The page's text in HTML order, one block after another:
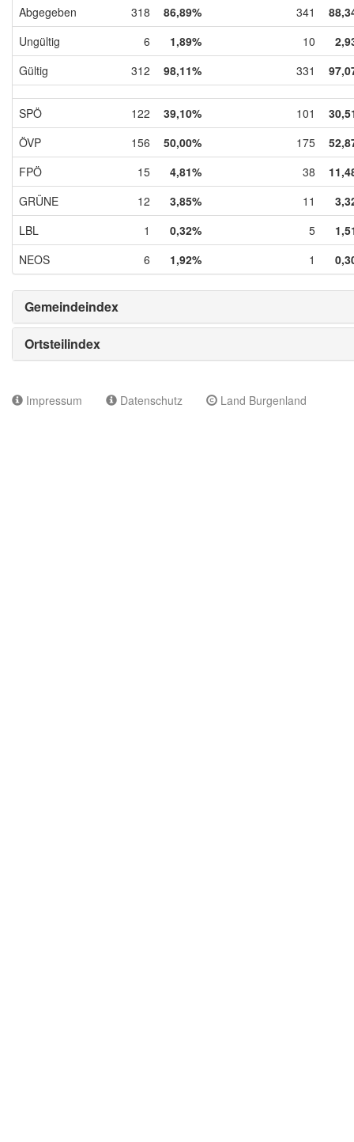
Abgegeben
318 86,89% 341
Ungültig
6 1,89% 10
Gültig
312 98,11% 331
SPÖ 122 39,10% 101
ÖVP
156 50,00% 175
FPÖ
15 4,81% 38
GRÜNE
12 3,85% 11
LBL
1 0,32% 5
NEOS
6 1,92% 1
Gemeindeindex
Ortsteilindex
Impressum Datenschutz Land Burgenland